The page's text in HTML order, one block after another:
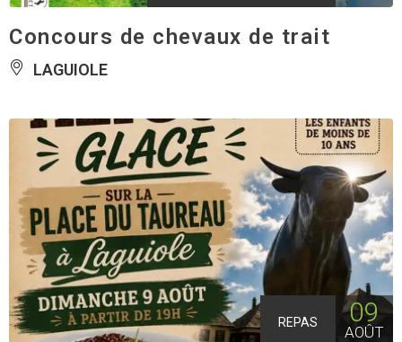
Concours de chevaux de trait
LAGUIOLE
REPAS 09
AOÛT